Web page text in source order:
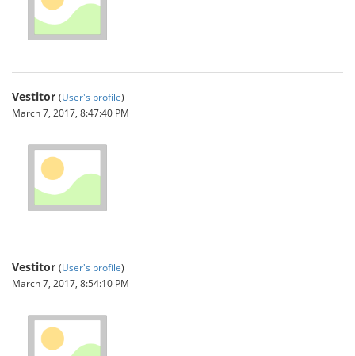
Vestitor (User's profile)
March 7, 2017, 8:47:40 PM
Vestitor (User's profile)
March 7, 2017, 8:54:10 PM